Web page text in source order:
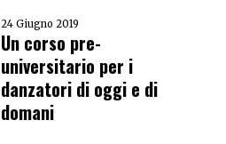
24 Giugno 2019
Un corso pre-
universitario per i
danzatori di oggi e di
domani